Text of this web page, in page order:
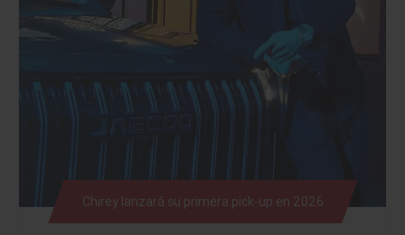
Chirey lanzará su primera pick-up en 2026